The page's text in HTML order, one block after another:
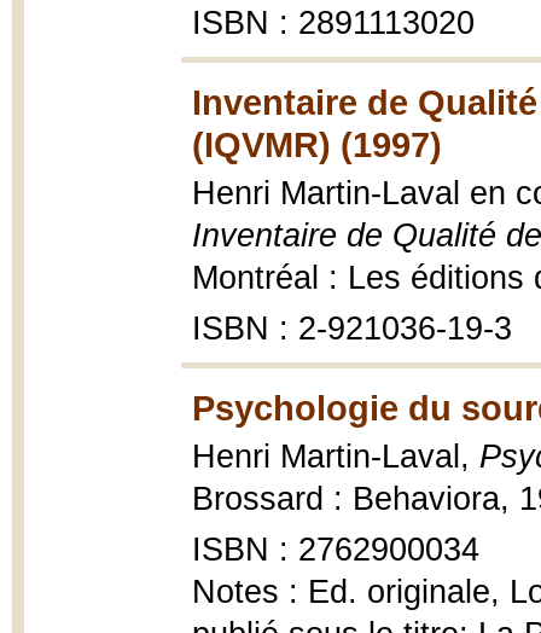
ISBN : 2891113020
Inventaire de
(IQVMR) (1997)
Henri Martin-Laval en
Inventaire de Qualité
Montréal : Les
ISBN : 2-921036-19-3
Psychologie du
Henri Martin-Laval,
Brossard : Behaviora,
ISBN : 2762900034
Notes : Ed. originale,